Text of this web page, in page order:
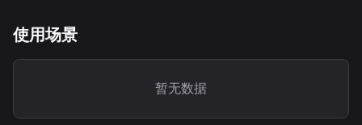
使用场景
暂无数据